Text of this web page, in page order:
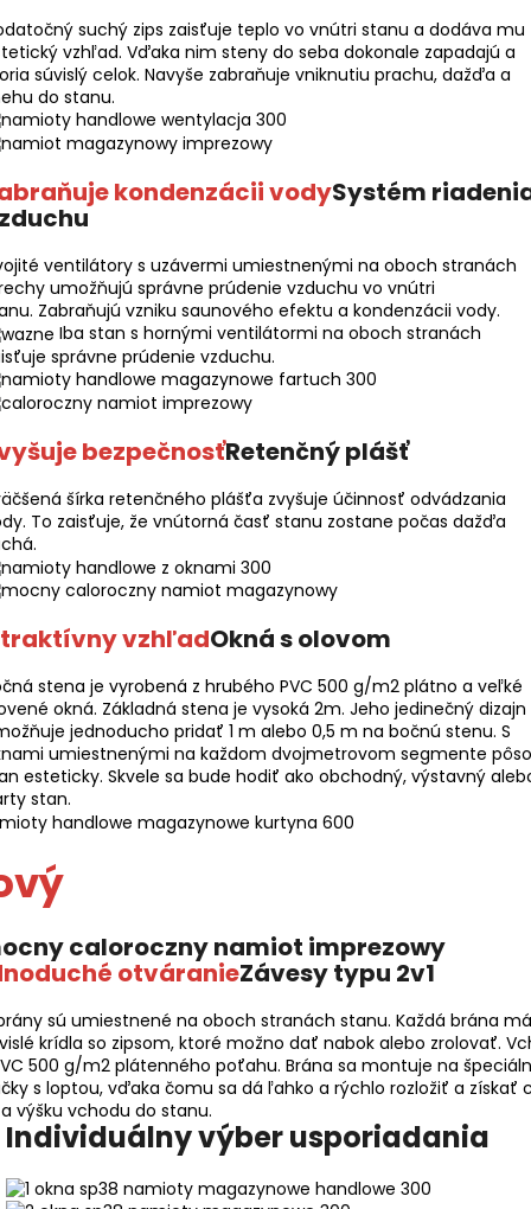
suchý zips zaisťuje teplo vo vnútri stanu a dodáva mu
vzhľad. Vďaka nim steny do seba dokonale zapadajú a
súvislý celok. Navyše zabraňuje vniknutiu prachu, dažďa a
do stanu.
kondenzácii vodySystém
ventilátory s uzávermi umiestnenými na oboch stranách
umožňujú správne prúdenie vzduchu vo vnútri
Zabraňujú vzniku saunového efektu a kondenzácii vody.
Iba stan s hornými ventilátormi na oboch stranách
správne prúdenie vzduchu.
bezpečnosťRetenčný plášť
šírka retenčného plášťa zvyšuje účinnosť odvádzania
To zaisťuje, že vnútorná časť stanu zostane počas dažďa
vzhľadOkná s olovom
stena je vyrobená z hrubého PVC 500 g/m2 plátno a veľké
okná. Základná stena je vysoká 2m. Jeho jedinečný dizajn
jednoducho pridať 1 m alebo 0,5 m na bočnú stenu. S
umiestnenými na každom dvojmetrovom segmente
esteticky. Skvele sa bude hodiť ako obchodný, výstavný
stan.
otváranieZávesy typu 2v1
sú umiestnené na oboch stranách stanu. Každá brána
krídla so zipsom, ktoré možno dať nabok alebo zrolovať.
500 g/m2 plátenného poťahu. Brána sa montuje na
s loptou, vďaka čomu sa dá ľahko a rýchlo rozložiť a získať
výšku vchodu do stanu.
Individuálny výber usporiadania